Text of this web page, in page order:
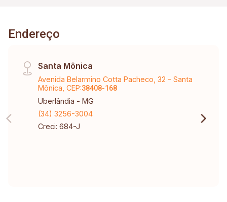
Endereço
Santa Mônica
Avenida Belarmino Cotta Pacheco, 32 - Santa
Mônica, CEP:38408-168
Uberlândia - MG
(34) 3256-3004
Creci: 684-J